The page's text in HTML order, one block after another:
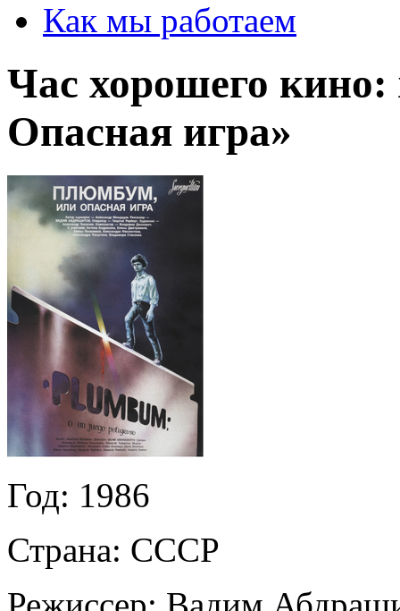
Как мы работаем
Час хорошего
Опасная игра»
Год: 1986
Страна: СССР